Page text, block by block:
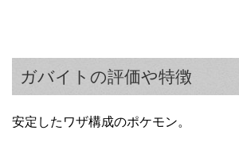
ガバイトの評価や特徴
安定したワザ構成のポケモン。